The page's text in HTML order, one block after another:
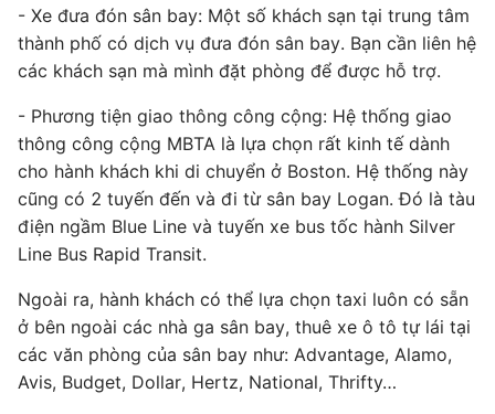
- Xe đưa đón sân bay: Một số khách sạn tại trung tâm
thành phố có dịch vụ đưa đón sân bay. Bạn cần liên hệ
các khách sạn mà mình đặt phòng để được hỗ trợ.
- Phương tiện giao thông công cộng: Hệ thống giao
thông công cộng MBTA là lựa chọn rất kinh tế dành
cho hành khách khi di chuyển ở Boston. Hệ thống này
cũng có 2 tuyến đến và đi từ sân bay Logan. Đó là tàu
điện ngầm Blue Line và tuyến xe bus tốc hành Silver
Line Bus Rapid Transit.
Ngoài ra, hành khách có thể lựa chọn taxi luôn có sẵn
ở bên ngoài các nhà ga sân bay, thuê xe ô tô tự lái tại
các văn phòng của sân bay như: Advantage, Alamo,
Avis, Budget, Dollar, Hertz, National, Thrifty…